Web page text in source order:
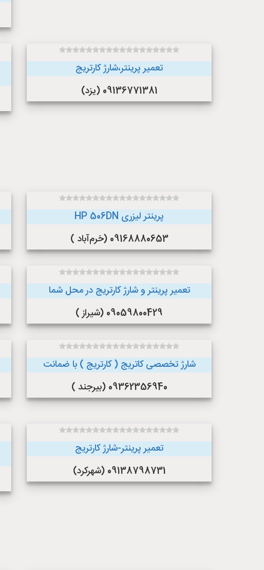
تعمیر پرینتر،شارژ کارتریج
09136771381 (یزد)
پرینتر لیزری HP 506DN
09168880653 (خرم‌آباد )
تعمیر پرینتر و شارژ کارتریج در محل شما
09059800429 (شیراز )
شارژ تخصصی کاتریج ( کارتریج ) با ضمانت
09362356940 (بیرجند )
تعمیر پرینتر-شارژ کارتریج
09138798731 (شهرکرد)